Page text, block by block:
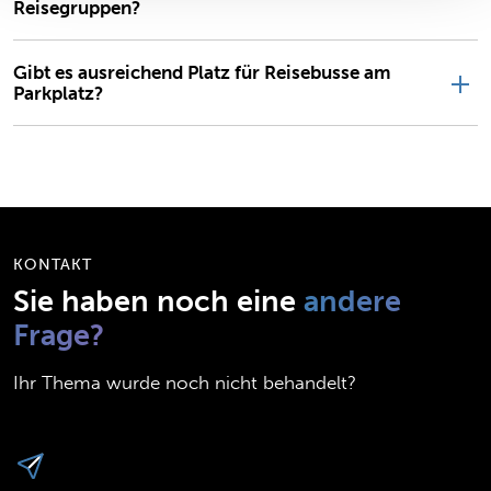
Reisegruppen?
Gibt es ausreichend Platz für Reisebusse am
Parkplatz?
KONTAKT
Sie haben noch eine andere
Frage?
Ihr Thema wurde noch nicht behandelt?